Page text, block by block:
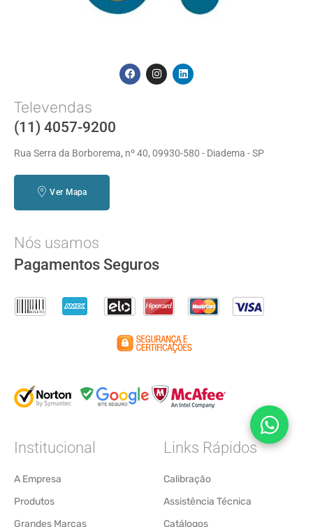
Televendas
(11) 4057-9200
Rua Serra da Borborema, nº 40, 09930-580 - Diadema - SP
Ver Mapa
Nós usamos
Pagamentos Seguros
Institucional
A Empresa
Produtos
Grandes Marcas
Links Rápidos
Calibração
Assistência Técnica
Catálogos